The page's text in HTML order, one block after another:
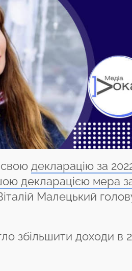
свою декларацію за
декларацією мера
Малецький
збільшити доходи в